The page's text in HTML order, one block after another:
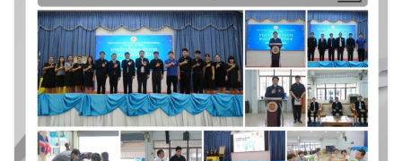
Search
for:
Search